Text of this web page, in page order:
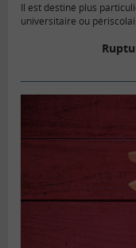
Il est destiné plus
universitaire ou
formation continue ou